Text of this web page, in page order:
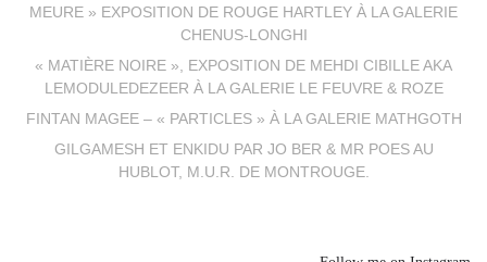
MEURE » EXPOSITION DE ROUGE HARTLEY À LA GALERIE
CHENUS-LONGHI
« MATIÈRE NOIRE », EXPOSITION DE MEHDI CIBILLE AKA
LEMODULEDEZEER À LA GALERIE LE FEUVRE & ROZE
FINTAN MAGEE – « PARTICLES » À LA GALERIE MATHGOTH
GILGAMESH ET ENKIDU PAR JO BER & MR POES AU
HUBLOT, M.U.R. DE MONTROUGE.